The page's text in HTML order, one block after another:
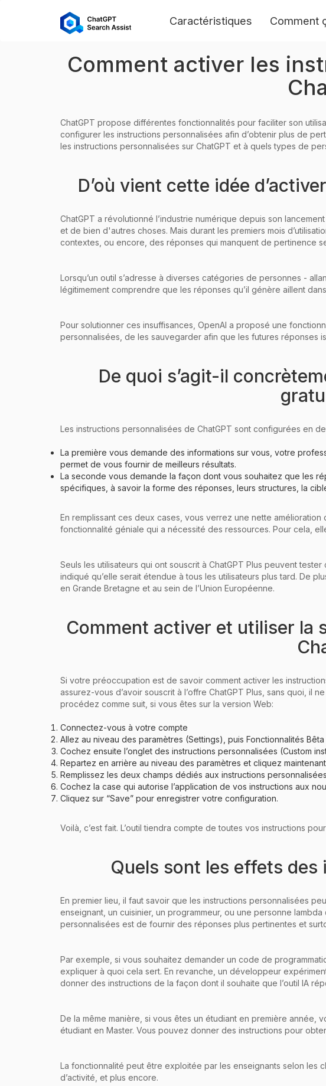
Caractéristiques Comment
Comment activer les
ChatGPT propose différentes fonctionnalités pour faciliter son
configurer les instructions personnalisées afin d’obtenir plus de
les instructions personnalisées sur ChatGPT et à quels types de
D’où vient cette idée
ChatGPT a révolutionné l’industrie numérique depuis son
et de bien d'autres choses. Mais durant les premiers mois
contextes, ou encore, des réponses qui manquent de pertinence
Lorsqu’un outil s’adresse à diverses catégories de personnes -
légitimement comprendre que les réponses qu’il génère aillent
Pour solutionner ces insuffisances, OpenAI a proposé une
personnalisées, de les sauvegarder afin que les futures réponses
De quoi s’agit-il
Les instructions personnalisées de ChatGPT sont configurées en
La première vous demande des informations sur vous, votre
permet de vous fournir de meilleurs résultats.
La seconde vous demande la façon dont vous souhaitez que les
spécifiques, à savoir la forme des réponses, leurs structures, la
En remplissant ces deux cases, vous verrez une nette
fonctionnalité géniale qui a nécessité des ressources. Pour cela,
Seuls les utilisateurs qui ont souscrit à ChatGPT Plus peuvent
indiqué qu’elle serait étendue à tous les utilisateurs plus tard. De
en Grande Bretagne et au sein de l’Union Européenne.
Comment activer et utiliser la
Si votre préoccupation est de savoir comment activer les
assurez-vous d’avoir souscrit à l’offre ChatGPT Plus, sans quoi, il
procédez comme suit, si vous êtes sur la version Web:
Connectez-vous à votre compte
Allez au niveau des paramètres (Settings), puis Fonctionnalités Bêta
Cochez ensuite l’onglet des instructions personnalisées (Custom
Repartez en arrière au niveau des paramètres et cliquez
Remplissez les deux champs dédiés aux instructions
Cochez la case qui autorise l’application de vos instructions aux
Cliquez sur “Save” pour enregistrer votre configuration.
Voilà, c’est fait. L’outil tiendra compte de toutes vos instructions
Quels sont les effets
En premier lieu, il faut savoir que les instructions personnalisées
enseignant, un cuisinier, un programmeur, ou une personne
personnalisées est de fournir des réponses plus pertinentes et
Par exemple, si vous souhaitez demander un code de
expliquer à quoi cela sert. En revanche, un développeur
donner des instructions de la façon dont il souhaite que l’outil IA
De la même manière, si vous êtes un étudiant en première année,
étudiant en Master. Vous pouvez donner des instructions pour
La fonctionnalité peut être exploitée par les enseignants selon les
d’activité, et plus encore.